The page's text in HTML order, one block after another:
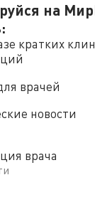
на
кратких
врачей
новости
врача
все продукты и
трех
приема
фотографии
измеряют
как
заболеваний,